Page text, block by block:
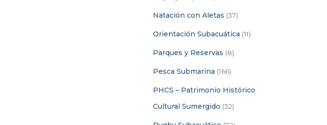
Natación con Aletas (37)
Orientación Subacuática (11)
Parques y Reservas (8)
Pesca Submarina (166)
PHCS – Patrimonio Histórico
Cultural Sumergido (32)